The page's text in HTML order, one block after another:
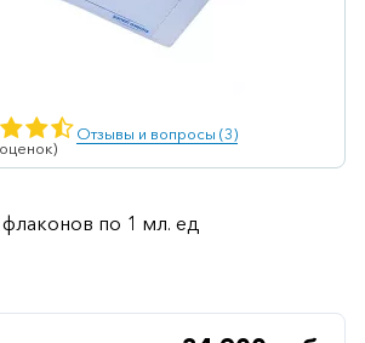
Отзывы и вопросы (3)
флаконов по 1 мл. ед